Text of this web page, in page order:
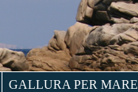
GALLURA PER MARE